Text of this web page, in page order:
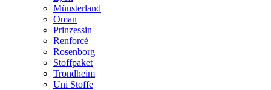
Münsterland
Oman
Prinzessin
Renforcé
Rosenborg
Stoffpaket
Trondheim
Uni Stoffe